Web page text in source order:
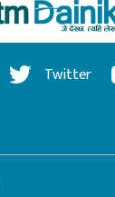
Twitter